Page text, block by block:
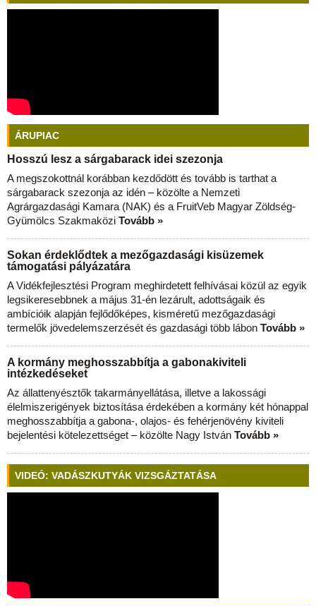
ÁRUPIAC
Hosszú lesz a sárgabarack idei szezonja
A megszokottnál korábban kezdődött és tovább is tarthat a
sárgabarack szezonja az idén – közölte a Nemzeti
Agrárgazdasági Kamara (NAK) és a FruitVeb Magyar Zöldség-
Gyümölcs Szakmaközi Tovább »
Sokan érdeklődtek a mezőgazdasági kisüzemek
támogatási pályázatára
A Vidékfejlesztési Program meghirdetett felhívásai közül az egyik
legsikeresebbnek a május 31-én lezárult, adottságaik és
ambícióik alapján fejlődőképes, kisméretű mezőgazdasági
termelők jövedelemszerzését és gazdasági több lábon Tovább »
A kormány meghosszabbítja a gabonakiviteli
intézkedéseket
Az állattenyésztők takarmányellátása, illetve a lakossági
élelmiszerigények biztosítása érdekében a kormány két hónappal
meghosszabbítja a gabona-, olajos- és fehérjenövény kiviteli
bejelentési kötelezettséget – közölte Nagy István Tovább »
VIDEÓ: VADÁSZKUTYÁK VIZSGÁZTATÁSA